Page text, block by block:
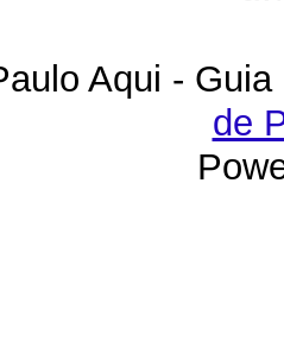
Aqui -
de